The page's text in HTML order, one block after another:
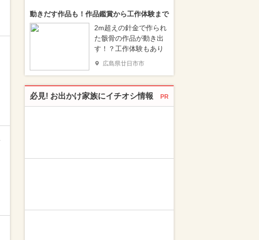
動きだす作品も！作品鑑賞から工作体験まで
2m超えの針金で作られ
た骸骨の作品が動き出
す！？工作体験もあり
広島県廿日市市
必見! お出かけ家族にイチオシ情報 PR